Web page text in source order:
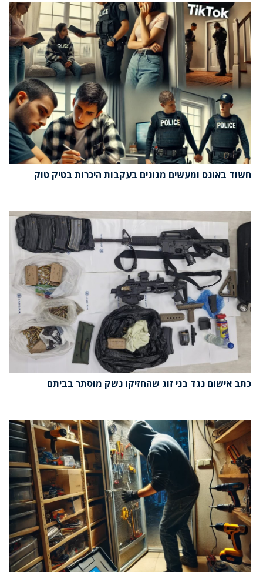
חשוד באונס ומעשים מגונים בעקבות היכרות בטיק טוק
כתב אישום נגד בני זוג שהחזיקו נשק מוסתר בביתם